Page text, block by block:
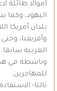
أموالا طائلة
اليهود،
بلدان أمريكا
وأفريقيا،
العربية
وناشطة في
للمهاجرين.
ثالثا-